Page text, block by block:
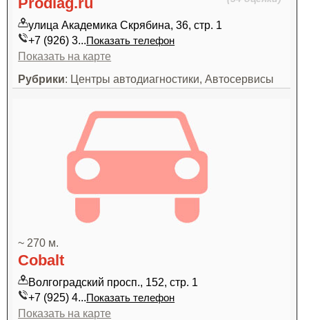
улица Академика Скрябина, 36, стр. 1
+7 (926) 3...Показать телефон
Показать на карте
Рубрики: Центры автодиагностики, Автосервисы
~ 270 м.
Cobalt
Волгоградский просп., 152, стр. 1
+7 (925) 4...Показать телефон
Показать на карте